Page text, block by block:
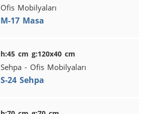
Ofis Mobilyaları
M-17 Masa
h:45 cm g:120x40 cm
Sehpa - Ofis Mobilyaları
S-24 Sehpa